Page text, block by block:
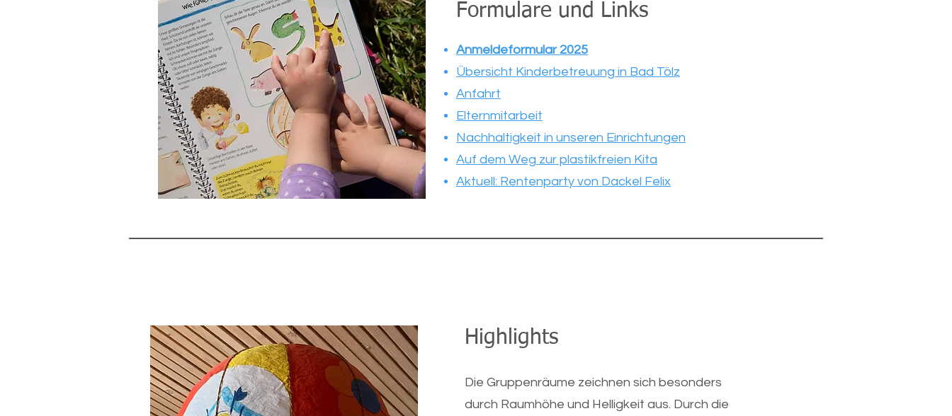
Formulare und Links
Anmeldeformular 2025
Übersicht Kinderbetreuung in Bad Tölz
Anfahrt
Elternmitarbeit
Nachhaltigkeit in unseren Einrichtungen
Auf dem Weg zur plastikfreien Kita
Aktuell: Rentenparty von Dackel Felix
Highlights
Die Gruppenräume zeichnen sich besonders
durch Raumhöhe und Helligkeit aus. Durch die